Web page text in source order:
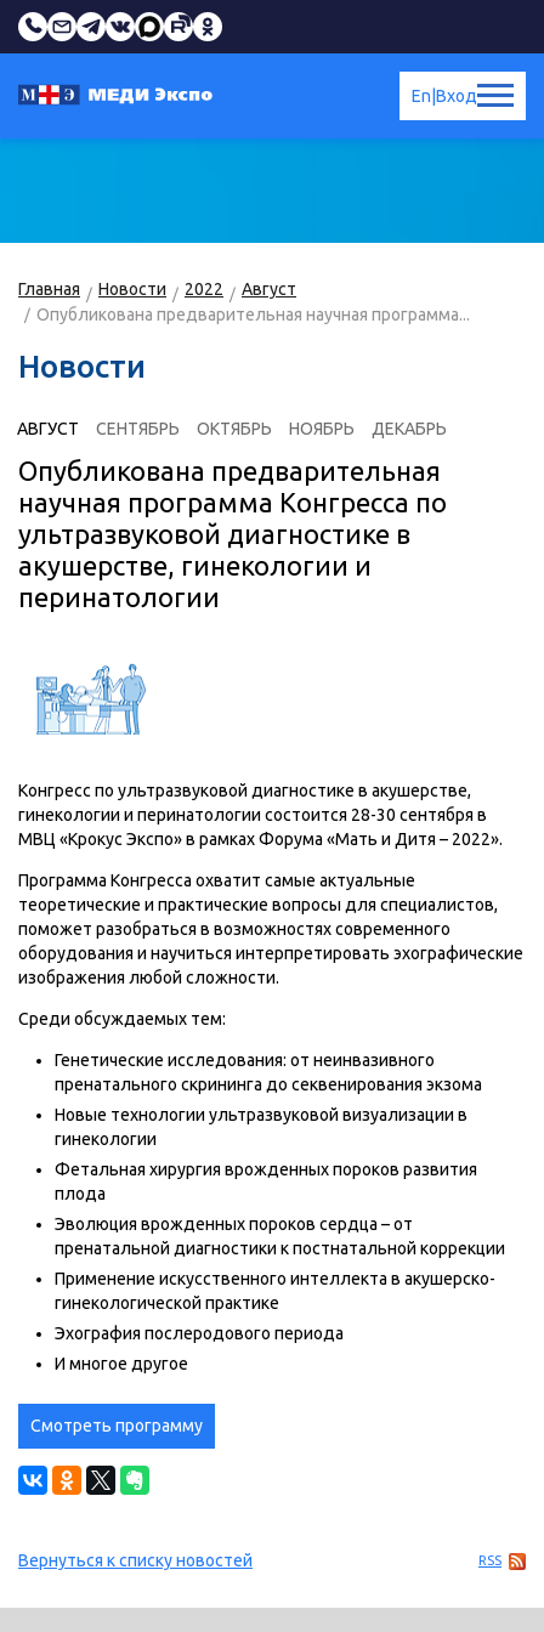
Вход
En
Главная Новости 2022
Август
Опубликована предварительная научная программа...
Новости
АВГУСТ СЕНТЯБРЬ ОКТЯБРЬ НОЯБРЬ ДЕКАБРЬ
Опубликована предварительная
научная программа Конгресса по
ультразвуковой диагностике в
акушерстве, гинекологии и
перинатологии
Конгресс по ультразвуковой диагностике в акушерстве,
гинекологии и перинатологии состоится 28-30 сентября в
МВЦ «Крокус Экспо» в рамках Форума «Мать и Дитя – 2022».
Программа Конгресса охватит самые актуальные
теоретические и практические вопросы для специалистов,
поможет разобраться в возможностях современного
оборудования и научиться интерпретировать эхографические
изображения любой сложности.
Среди обсуждаемых тем:
Генетические исследования: от неинвазивного
пренатального скрининга до секвенирования экзома
Новые технологии ультразвуковой визуализации в
гинекологии
Фетальная хирургия врожденных пороков развития
плода
Эволюция врожденных пороков сердца – от
пренатальной диагностики к постнатальной коррекции
Применение искусственного интеллекта в акушерско-
гинекологической практике
Эхография послеродового периода
И многое другое
Смотреть программу
RSS
Вернуться к списку новостей